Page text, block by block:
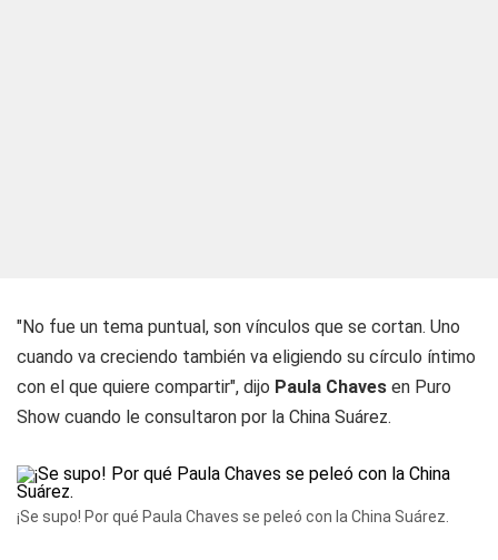
"No fue un tema puntual, son vínculos que se cortan. Uno
cuando va creciendo también va eligiendo su círculo íntimo
con el que quiere compartir", dijo Paula Chaves en Puro
Show cuando le consultaron por la China Suárez.
¡Se supo! Por qué Paula Chaves se peleó con la China Suárez.